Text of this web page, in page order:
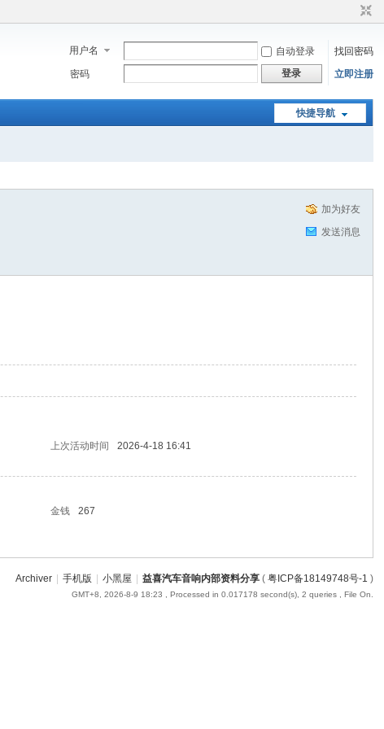
用户名 自动登录
找回密码
密码
登录 立即注册
快捷导航
加为好友
发送消息
上次活动时间
2026-4-18 16:41
金钱
267
Archiver 手机版 小黑屋 益喜汽车音响内部资料分享( 粤ICP备18149748号-1 )
GMT+8, 2026-8-9 18:23 , Processed in 0.017178 second(s), 2 queries , File On.